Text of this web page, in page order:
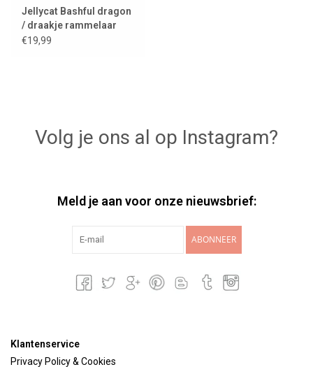
Jellycat Bashful dragon
/ draakje rammelaar
€19,99
Volg je ons al op Instagram?
Meld je aan voor onze nieuwsbrief:
ABONNEER
Klantenservice
Privacy Policy & Cookies